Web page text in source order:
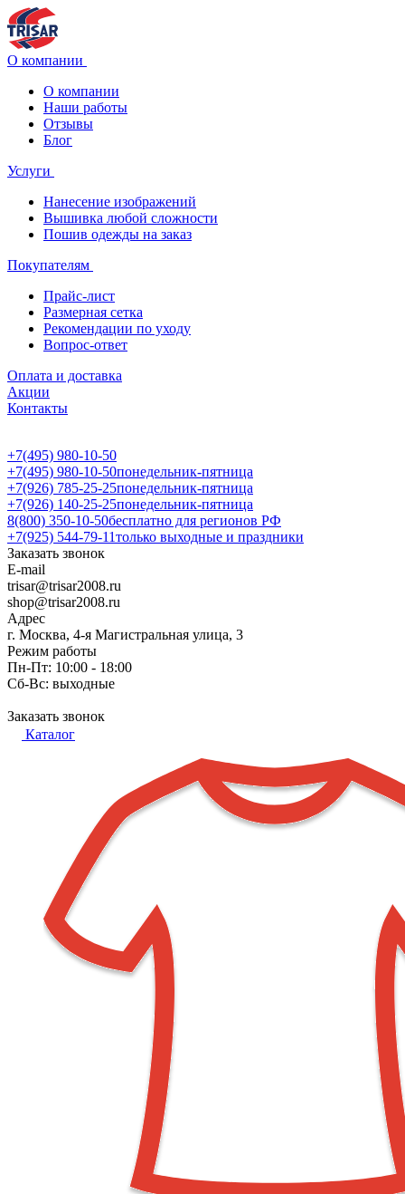
О компании
О компании
Наши работы
Отзывы
Блог
Услуги
Нанесение изображений
Вышивка любой сложности
Пошив одежды на заказ
Покупателям
Прайс-лист
Размерная сетка
Рекомендации по уходу
Вопрос-ответ
Оплата и доставка
Акции
Контакты
+7(495) 980-10-50
+7(495) 980-10-50понедельник-пятница
+7(926) 785-25-25понедельник-пятница
+7(926) 140-25-25понедельник-пятница
8(800) 350-10-50бесплатно для регионов РФ
+7(925) 544-79-11только выходные и праздники
Заказать звонок
E-mail
trisar@trisar2008.ru
shop@trisar2008.ru
Адрес
г. Москва, 4-я Магистральная улица, 3
Режим работы
Пн-Пт: 10:00 - 18:00
Сб-Вс: выходные
Заказать звонок
Каталог